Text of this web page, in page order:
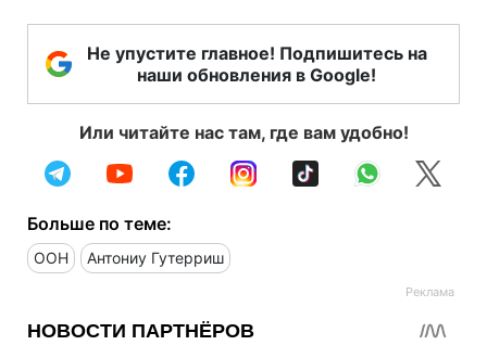
Не упустите главное! Подпишитесь на
наши обновления в Google!
Или читайте нас там, где вам удобно!
Больше по теме:
ООН Антониу Гутерриш